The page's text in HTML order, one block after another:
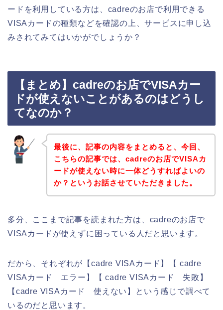
ードを利用している方は、cadreのお店で利用できる
VISAカードの種類などを確認の上、サービスに申し込
みされてみてはいかがでしょうか？
【まとめ】cadreのお店でVISAカー
ドが使えないことがあるのはどうし
てなのか？
最後に、記事の内容をまとめると、今回、
こちらの記事では、cadreのお店でVISAカ
ードが使えない時に一体どうすればよいの
か？というお話させていただきました。
多分、ここまで記事を読まれた方は、cadreのお店で
VISAカードが使えずに困っている人だと思います。
だから、それぞれが【cadre VISAカード】【 cadre
VISAカード エラー】【 cadre VISAカード 失敗】
【cadre VISAカード 使えない】という感じで調べて
いるのだと思います。